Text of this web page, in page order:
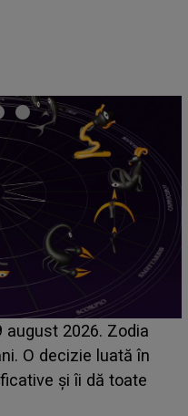
ASCUNS până
din Casa Iubirii
despre mama
te iubesc pentru